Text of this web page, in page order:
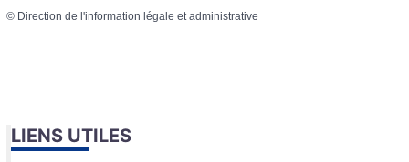
© Direction de l'information légale et administrative
LIENS UTILES